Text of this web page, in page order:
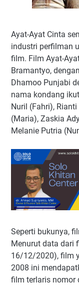
Ayat-Ayat Cinta
industri perfilman
film. Film Ayat-
Bramantyo,
Dhamoo Punjabi
nama kondang
Nuril (Fahri),
(Maria), Zaskia
Melanie Putria
Seperti bukunya,
Menurut data dari
16/12/2020), film
2008 ini
film terlaris nomor